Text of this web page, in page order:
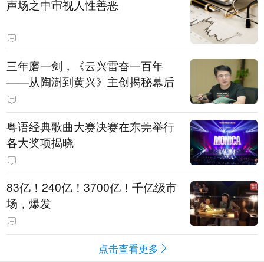
声场之中审视人性善恶
三年磨一剑，《云兴雷奋一百年
——从陶澍到黄兴》主创揭秘幕后
粤语经典歌曲大赛决赛在东莞举行
各大奖项揭晓
83亿！240亿！3700亿！千亿级市
场，爆发
点击查看更多